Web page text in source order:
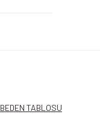
BEDEN TABLOSU